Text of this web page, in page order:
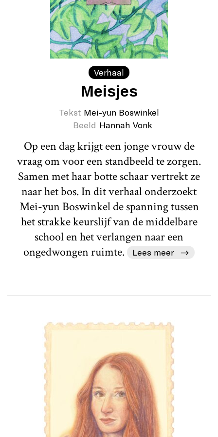
Verhaal
Meisjes
Tekst Mei-yun Boswinkel
Beeld Hannah Vonk
Op een dag krijgt een jonge vrouw de
vraag om voor een standbeeld te zorgen.
Samen met haar botte schaar vertrekt ze
naar het bos. In dit verhaal onderzoekt
Mei-yun Boswinkel de spanning tussen
het strakke keurslijf van de middelbare
school en het verlangen naar een
ongedwongen ruimte.
Lees meer